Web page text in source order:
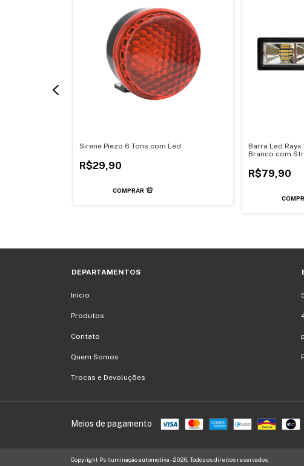
Sirene Piezo 6 Tons com Led
R$29,90
Barra Led Rayx
Branco com
R$79,90
DEPARTAMENTOS
Início
Produtos
Contato
Quem Somos
Trocas e Devoluções
Meios de pagamento
Copyright Ps Iluminação automotiva - 2026. Todos os direitos reservados.